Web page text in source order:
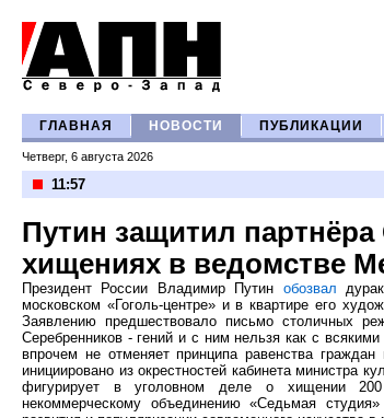
ГЛАВНАЯ НОВОСТИ ПУБЛИКАЦИИ
Четверг, 6 августа 2026
11:57
Путин защитил
хищениях в ведомстве
Президент России Владимир Путин обозвал
московском «Гоголь-центре» и в квартире его
Заявлению предшествовало письмо столичных
Серебренников - гений и с ним нельзя как с
впрочем не отменяет принципа равенства
инициировано из окрестностей кабинета министра
фигурирует в уголовном деле о хищении
некоммерческому объединению «Седьмая